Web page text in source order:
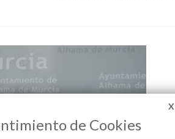
X
de Cookies